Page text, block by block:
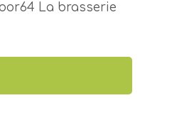
La brasserie